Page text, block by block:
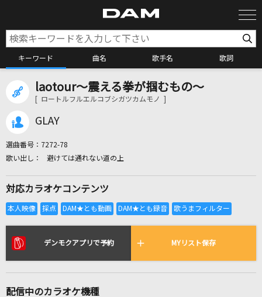
キーワード 曲名 歌手名 歌詞
カラオケ検索
全国りれき
リアルタイムで歌われている曲の一覧
laotour～震える拳が掴むもの～
[ ロートルフルエルコブシガツカムモノ ]
GLAY
選曲番号： 7272-78
避けては通れない道の上
対応カラオケコンテンツ
デンモクアプリで予約 MYリスト保存
配信中のカラオケ機種